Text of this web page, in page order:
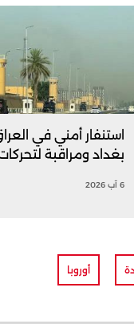
استنفار أمني في
بغداد ومراقبة
6 آب 2026
أوروبا